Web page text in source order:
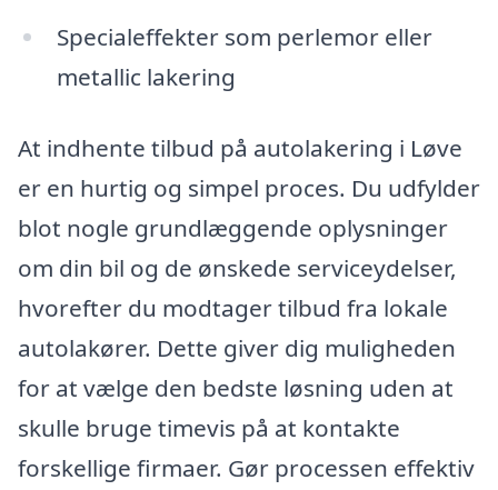
Specialeffekter som perlemor eller
metallic lakering
At indhente tilbud på autolakering i Løve
er en hurtig og simpel proces. Du udfylder
blot nogle grundlæggende oplysninger
om din bil og de ønskede serviceydelser,
hvorefter du modtager tilbud fra lokale
autolakører. Dette giver dig muligheden
for at vælge den bedste løsning uden at
skulle bruge timevis på at kontakte
forskellige firmaer. Gør processen effektiv